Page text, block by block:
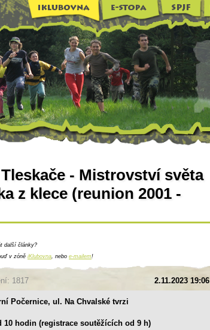
- Mistrovství světa
z klece (reunion 2001 -
další články?
v zóně iKlubovna , nebo e-mailem!
2.11.2023 19:06
1817
Počernice, ul. Na Chvalské tvrzi
10 hodin (registrace soutěžících od 9 h)